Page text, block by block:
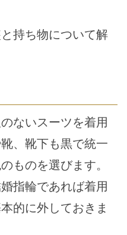
持ち物について解
ないスーツを着用
、靴下も黒で統一
ものを選びます。
指輪であれば着用
的に外しておきま